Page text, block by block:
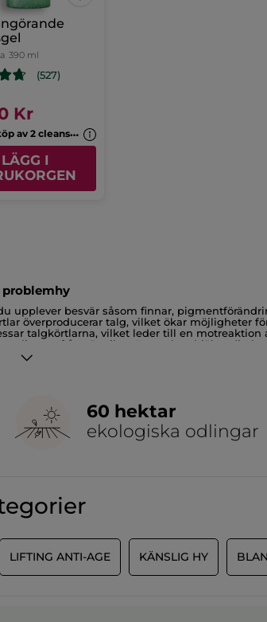
390 ml
(527)
Kr
3
0% vid köp av 2 cleansers
LÄGG I
problemhy
upplever besvär såsom finnar,
överproducerar talg, vilket ökar möjligheter
talgkörtlarna, vilket leder till en motreaktion
från växtriket. Dessa kan hjälpa din
att tänka på för kvinnor som har problemhy
60 hektar
ekologiska odlingar
LIFTING ANTI-AGE KÄNSLIG HY